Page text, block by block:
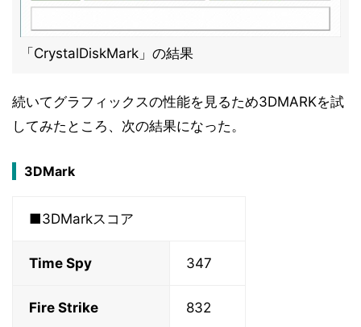
「CrystalDiskMark」の結果
続いてグラフィックスの性能を見るため3DMARKを試
してみたところ、次の結果になった。
3DMark
■3DMarkスコア
Time Spy 347
Fire Strike 832